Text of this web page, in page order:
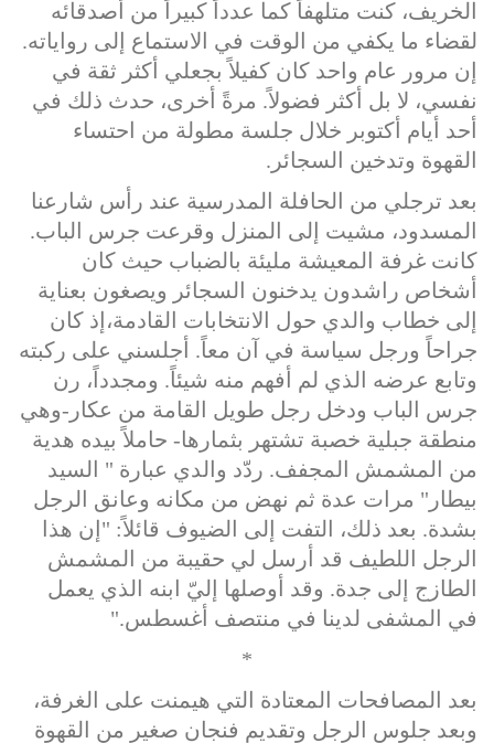
الخريف، كنت متلهفاً كما عدداً كبيراً من أصدقائه
لقضاء ما يكفي من الوقت في الاستماع إلى رواياته.
إن مرور عام واحد كان كفيلاً بجعلي أكثر ثقة في
نفسي، لا بل أكثر فضولاً. مرةً أخرى، حدث ذلك في
أحد أيام أكتوبر خلال جلسة مطولة من احتساء
القهوة وتدخين السجائر.
بعد ترجلي من الحافلة المدرسية عند رأس شارعنا
المسدود، مشيت إلى المنزل وقرعت جرس الباب.
كانت غرفة المعيشة مليئة بالضباب حيث كان
أشخاص راشدون يدخنون السجائر ويصغون بعناية
إلى خطاب والدي حول الانتخابات القادمة،إذ كان
جراحاً ورجل سياسة في آن معاً. أجلسني على ركبته
وتابع عرضه الذي لم أفهم منه شيئاً. ومجدداً، رن
جرس الباب ودخل رجل طويل القامة من عكار-وهي
منطقة جبلية خصبة تشتهر بثمارها- حاملاً بيده هدية
من المشمش المجفف. ردّد والدي عبارة " السيد
بيطار" مرات عدة ثم نهض من مكانه وعانق الرجل
بشدة. بعد ذلك، التفت إلى الضيوف قائلاً: "إن هذا
الرجل اللطيف قد أرسل لي حقيبة من المشمش
الطازج إلى جدة. وقد أوصلها إليّ ابنه الذي يعمل
في المشفى لدينا في منتصف أغسطس."
*
بعد المصافحات المعتادة التي هيمنت على الغرفة،
وبعد جلوس الرجل وتقديم فنجان صغير من القهوة